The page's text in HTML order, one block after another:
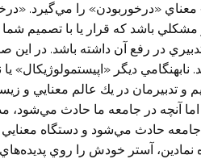
معناي «درخوربودن» را مي‌گيرد.
باشد كه قرار یا با تصميم
در رفع آن داشته باشد. در
ديگر «اپيستمولوژيکال»
تدبيرمان در يك عالم معنايي و
آنچه در جامعه ما حادث مي‌شود،
حادث مي‌شود و دستگاه معنايي
نمادين، آستر خودش را روي